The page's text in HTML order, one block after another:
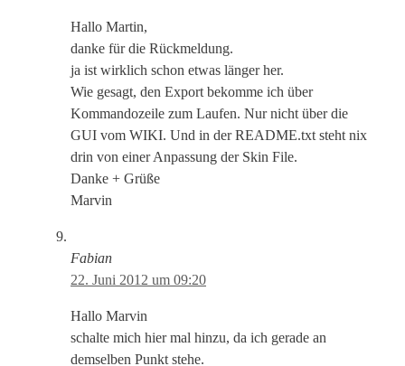
Hallo Martin,
danke für die Rückmeldung.
ja ist wirklich schon etwas länger her.
Wie gesagt, den Export bekomme ich über
Kommandozeile zum Laufen. Nur nicht über die
GUI vom WIKI. Und in der README.txt steht nix
drin von einer Anpassung der Skin File.
Danke + Grüße
Marvin
Fabian
22. Juni 2012 um 09:20
Hallo Marvin
schalte mich hier mal hinzu, da ich gerade an
demselben Punkt stehe.